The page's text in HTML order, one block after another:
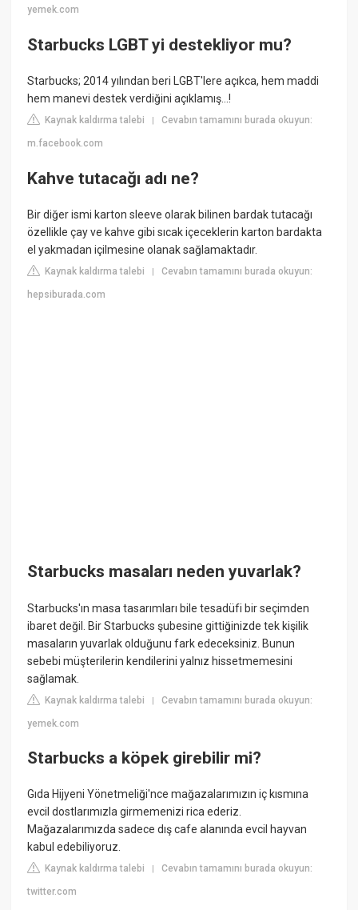
yemek.com
Starbucks LGBT yi destekliyor mu?
Starbucks; 2014 yılından beri LGBT'lere açıkca, hem maddi
hem manevi destek verdiğini açıklamış...!
Kaynak kaldırma talebi |Cevabın tamamını burada okuyun:
m.facebook.com
Kahve tutacağı adı ne?
Bir diğer ismi karton sleeve olarak bilinen bardak tutacağı
özellikle çay ve kahve gibi sıcak içeceklerin karton bardakta
el yakmadan içilmesine olanak sağlamaktadır.
Kaynak kaldırma talebi |Cevabın tamamını burada okuyun:
hepsiburada.com
Starbucks masaları neden yuvarlak?
Starbucks'ın masa tasarımları bile tesadüfi bir seçimden
ibaret değil. Bir Starbucks şubesine gittiğinizde tek kişilik
masaların yuvarlak olduğunu fark edeceksiniz. Bunun
sebebi müşterilerin kendilerini yalnız hissetmemesini
sağlamak.
Kaynak kaldırma talebi |Cevabın tamamını burada okuyun:
yemek.com
Starbucks a köpek girebilir mi?
Gıda Hijyeni Yönetmeliği'nce mağazalarımızın iç kısmına
evcil dostlarımızla girmemenizi rica ederiz.
Mağazalarımızda sadece dış cafe alanında evcil hayvan
kabul edebiliyoruz.
Kaynak kaldırma talebi |Cevabın tamamını burada okuyun:
twitter.com